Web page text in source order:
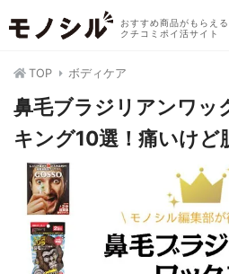
おすすめ商品がもらえる
クチコミポイ活サイト
TOP ボディケア
鼻毛ブラジリアンワッ
キング10選！痛いけど